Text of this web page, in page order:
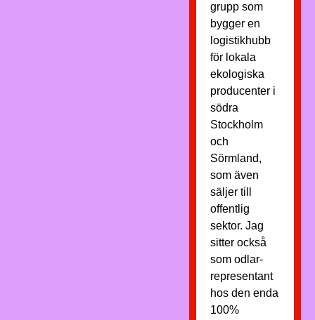
grupp som
bygger en
logistikhubb
för lokala
ekologiska
producenter i
södra
Stockholm
och
Sörmland,
som även
säljer till
offentlig
sektor. Jag
sitter också
som odlar-
representant
hos den enda
100%